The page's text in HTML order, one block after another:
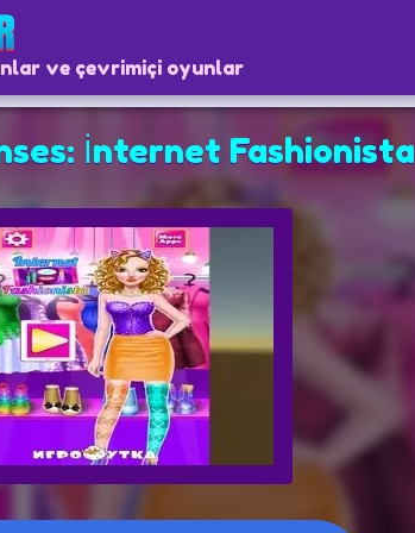
ve çevrimiçi oyunlar
İnternet Fashionista